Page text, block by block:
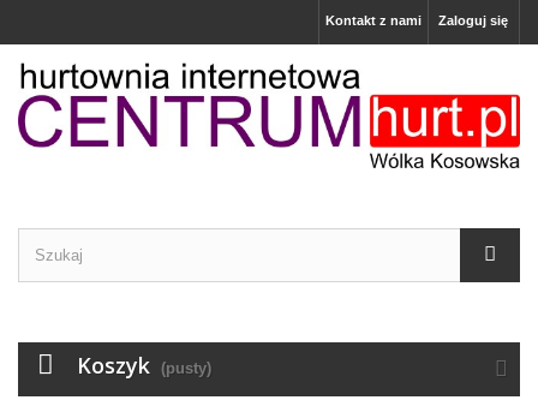
Zaloguj się
Kontakt z nami
Koszyk (pusty)